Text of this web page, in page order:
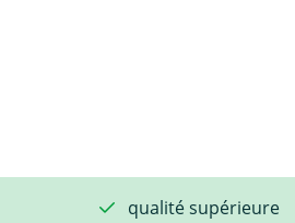
qualité supérieure